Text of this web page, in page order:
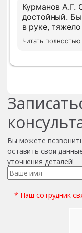
Курманов А.Г.
достойный.
в руке,
все
дождать
лечение с
вниманием
Читать полностью
Вы можете
оставить свои
уточнения деталей!
* Наш сотрудник